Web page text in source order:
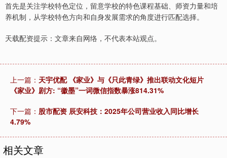
首先是关注学校特色定位，留意学校的特色课程基础、师资力量和培
养机制，从学校特色方向和自身发展需求的角度进行匹配选择。
天载配资提示：文章来自网络，不代表本站观点。
上一篇： 天宇优配 《家业》与《只此青绿》推出联动文化短片
《家业》剧方: “徽墨”一词微信指数暴涨814.31%
下一篇： 股市配资 辰安科技：2025年公司营业收入同比增长
4.79%
相关文章